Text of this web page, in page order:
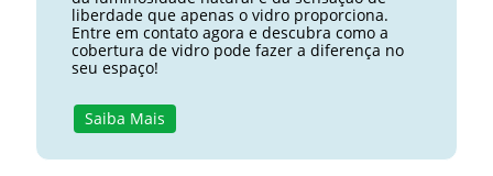
liberdade que apenas o vidro proporciona.
Entre em contato agora e descubra como a
cobertura de vidro pode fazer a diferença no
seu espaço!
Saiba Mais